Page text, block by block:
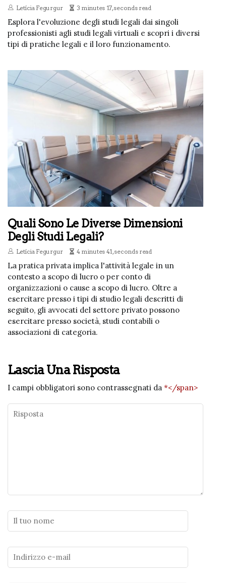
Letícia Fegurgur 3 minutes 17, seconds read
Esplora l'evoluzione degli studi legali dai singoli
professionisti agli studi legali virtuali e scopri i diversi
tipi di pratiche legali e il loro funzionamento.
Quali Sono Le Diverse Dimensioni
Degli Studi Legali?
Letícia Fegurgur 4 minutes 41, seconds read
La pratica privata implica l'attività legale in un
contesto a scopo di lucro o per conto di
organizzazioni o cause a scopo di lucro. Oltre a
esercitare presso i tipi di studio legali descritti di
seguito, gli avvocati del settore privato possono
esercitare presso società, studi contabili o
associazioni di categoria.
Lascia Una Risposta
I campi obbligatori sono contrassegnati da *</span>